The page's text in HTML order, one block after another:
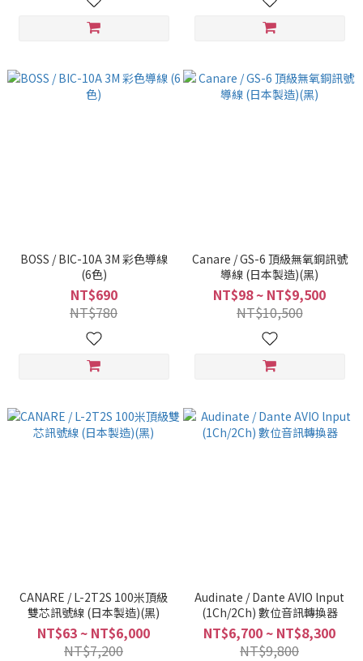
BOSS / BIC-10A 3M 彩色導線
(6色)
NT$690
NT$780
Canare / GS-6 頂級無氧銅訊號
導線 (日本製造)(黑)
NT$98 ~ NT$9,500
NT$10,500
CANARE / L-2T2S 100米頂級
雙芯訊號線 (日本製造)(黑)
NT$63 ~ NT$6,000
NT$7,200
Audinate / Dante AVIO lnput
(1Ch/2Ch) 數位音訊轉換器
NT$6,700 ~ NT$8,300
NT$9,800